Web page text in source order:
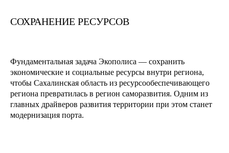
СОХРАНЕНИЕ РЕСУРСОВ
Фундаментальная задача Экополиса — сохранить
экономические и социальные ресурсы внутри региона,
чтобы Сахалинская область из ресурсообеспечивающего
региона превратилась в регион саморазвития. Одним из
главных драйверов развития территории при этом станет
модернизация порта.